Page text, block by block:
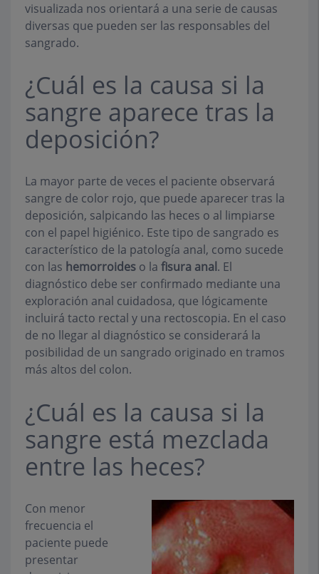
visualizada nos orientará a una serie de causas
diversas que pueden ser las responsables del
sangrado.
¿Cuál es la causa si la
sangre aparece tras la
deposición?
La mayor parte de veces el paciente observará
sangre de color rojo, que puede aparecer tras la
deposición, salpicando las heces o al limpiarse
con el papel higiénico. Este tipo de sangrado es
característico de la patología anal, como sucede
con las hemorroides o la fisura anal. El
diagnóstico debe ser confirmado mediante una
exploración anal cuidadosa, que lógicamente
incluirá tacto rectal y una rectoscopia. En el caso
de no llegar al diagnóstico se considerará la
posibilidad de un sangrado originado en tramos
más altos del colon.
¿Cuál es la causa si la
sangre está mezclada
entre las heces?
Con menor
frecuencia el
paciente puede
presentar